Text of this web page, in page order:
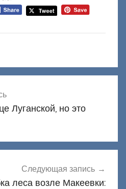
Луганской, но это
Следующая запись
леса возле Макеевки: